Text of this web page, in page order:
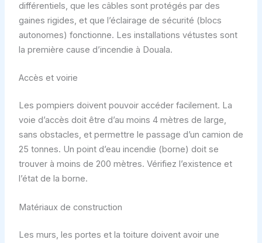
différentiels, que les câbles sont protégés par des
gaines rigides, et que l’éclairage de sécurité (blocs
autonomes) fonctionne. Les installations vétustes sont
la première cause d’incendie à Douala.
Accès et voirie
Les pompiers doivent pouvoir accéder facilement. La
voie d’accès doit être d’au moins 4 mètres de large,
sans obstacles, et permettre le passage d’un camion de
25 tonnes. Un point d’eau incendie (borne) doit se
trouver à moins de 200 mètres. Vérifiez l’existence et
l’état de la borne.
Matériaux de construction
Les murs, les portes et la toiture doivent avoir une